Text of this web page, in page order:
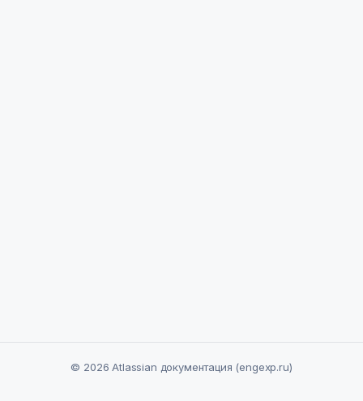
© 2026 Atlassian документация (engexp.ru)